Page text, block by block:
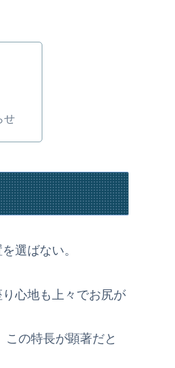
せ
選ばない。
心地も上々でお尻が
の特長が顕著だと